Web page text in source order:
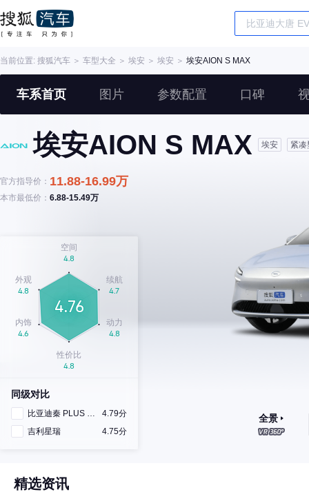
当前位置: 搜狐汽车 ＞ 车型大全 ＞ 埃安 ＞ 埃安 ＞ 埃安AION S MAX
车系首页 图片 参数配置 口碑
埃安AION S MAX 埃安 紧凑
官方指导价： 11.88-16.99万
本市最低价： 6.88-15.49万
同级对比
比亚迪秦 PLUS DM-i
4.79分
吉利星瑞
4.75分
全景
精选资讯